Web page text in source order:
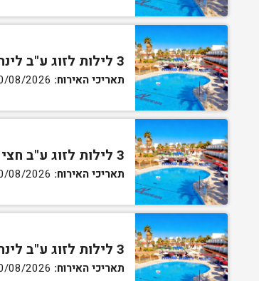
3 לילות לזוג ע"ב לינה וארוחת בוקר בחדר סטנדרט
תאריכי האירוח:
3 לילות לזוג ע"ב חצי פנסיון בחדר סטנדרט
תאריכי האירוח:
3 לילות לזוג ע"ב לינה וארוחת בוקר בחדר גן
תאריכי האירוח: